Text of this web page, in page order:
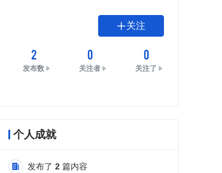
关注
2
发布数
0
关注者
0
关注了
个人成就
发布了 2 篇内容